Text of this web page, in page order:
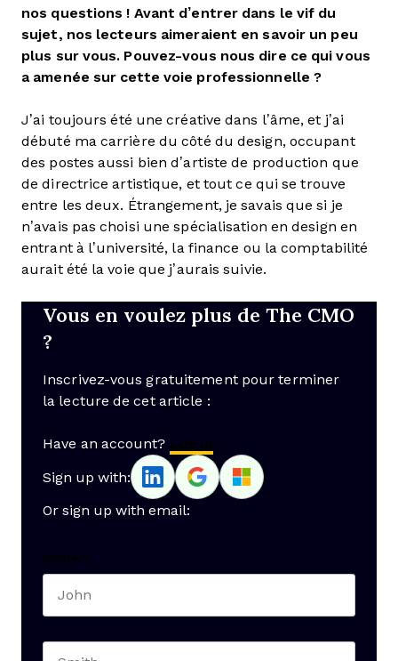
nos questions ! Avant d’entrer dans le vif du
sujet, nos lecteurs aimeraient en savoir un peu
plus sur vous. Pouvez-vous nous dire ce qui vous
a amenée sur cette voie professionnelle ?
J’ai toujours été une créative dans l’âme, et j’ai
débuté ma carrière du côté du design, occupant
des postes aussi bien d’artiste de production que
de directrice artistique, et tout ce qui se trouve
entre les deux. Étrangement, je savais que si je
n’avais pas choisi une spécialisation en design en
entrant à l’université, la finance ou la comptabilité
aurait été la voie que j’aurais suivie.
Vous en voulez plus de The CMO
?
Inscrivez-vous gratuitement pour terminer
la lecture de cet article :
Have an account? Log In
Sign up with:
Or sign up with email:
Name *